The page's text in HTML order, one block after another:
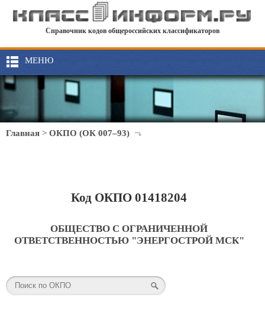
Справочник кодов общероссийских классификаторов
МЕНЮ
Главная > ОКПО (ОК 007–93)
Код ОКПО 01418204
ОБЩЕСТВО С ОГРАНИЧЕННОЙ
ОТВЕТСТВЕННОСТЬЮ "ЭНЕРГОСТРОЙ МСК"